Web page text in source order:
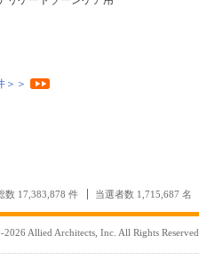
＞＞
数 17,383,878 件 当選者数 1,715,687 名
Allied Architects, Inc. All Rights Reserved.